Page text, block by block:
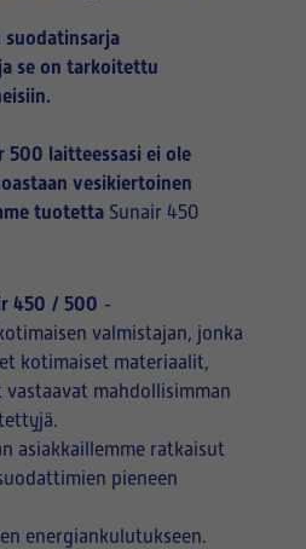
suodatinsarja
se on tarkoitettu
500 laitteessasi ei ole
vesikiertoinen
tuotetta Sunair 450
450 / 500 -
valmistajan, jonka
kotimaiset materiaalit,
mahdollisimman
asiakkaillemme ratkaisut
pieneen
energiankulutukseen.